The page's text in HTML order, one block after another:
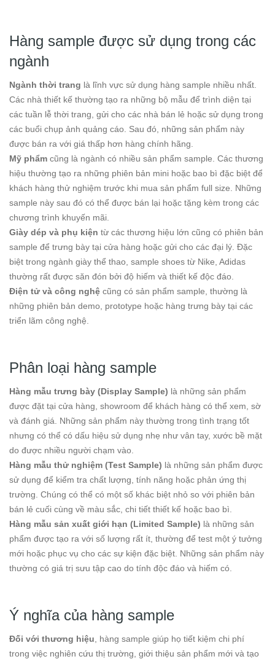
Hàng sample được sử dụng trong các
ngành
Ngành thời trang là lĩnh vực sử dụng hàng sample nhiều nhất.
Các nhà thiết kế thường tạo ra những bộ mẫu để trình diện tại
các tuần lễ thời trang, gửi cho các nhà bán lẻ hoặc sử dụng trong
các buổi chụp ảnh quảng cáo. Sau đó, những sản phẩm này
được bán ra với giá thấp hơn hàng chính hãng.
Mỹ phẩm cũng là ngành có nhiều sản phẩm sample. Các thương
hiệu thường tạo ra những phiên bản mini hoặc bao bì đặc biệt để
khách hàng thử nghiệm trước khi mua sản phẩm full size. Những
sample này sau đó có thể được bán lại hoặc tặng kèm trong các
chương trình khuyến mãi.
Giày dép và phụ kiện từ các thương hiệu lớn cũng có phiên bản
sample để trưng bày tại cửa hàng hoặc gửi cho các đại lý. Đặc
biệt trong ngành giày thể thao, sample shoes từ Nike, Adidas
thường rất được săn đón bởi độ hiếm và thiết kế độc đáo.
Điện tử và công nghệ cũng có sản phẩm sample, thường là
những phiên bản demo, prototype hoặc hàng trưng bày tại các
triển lãm công nghệ.
Phân loại hàng sample
Hàng mẫu trưng bày (Display Sample) là những sản phẩm
được đặt tại cửa hàng, showroom để khách hàng có thể xem, sờ
và đánh giá. Những sản phẩm này thường trong tình trạng tốt
nhưng có thể có dấu hiệu sử dụng nhẹ như vân tay, xước bề mặt
do được nhiều người chạm vào.
Hàng mẫu thử nghiệm (Test Sample) là những sản phẩm được
sử dụng để kiểm tra chất lượng, tính năng hoặc phản ứng thị
trường. Chúng có thể có một số khác biệt nhỏ so với phiên bản
bán lẻ cuối cùng về màu sắc, chi tiết thiết kế hoặc bao bì.
Hàng mẫu sản xuất giới hạn (Limited Sample) là những sản
phẩm được tạo ra với số lượng rất ít, thường để test một ý tưởng
mới hoặc phục vụ cho các sự kiện đặc biệt. Những sản phẩm này
thường có giá trị sưu tập cao do tính độc đáo và hiếm có.
Ý nghĩa của hàng sample
Đối với thương hiệu , hàng sample giúp họ tiết kiệm chi phí
trong việc nghiên cứu thị trường, giới thiệu sản phẩm mới và tạo